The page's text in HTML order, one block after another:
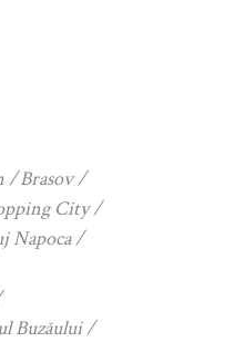
Brasov
City
Napoca
Buzăului